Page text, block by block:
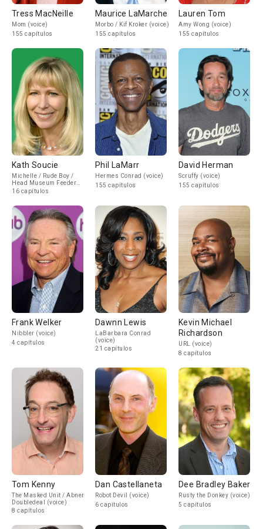
Tress MacNeille
Mom (voice)
155 capítulos
Maurice LaMarche
Morbo / Kif Kroker (voice)
155 capítulos
Lauren Tom
Amy Wong (voice)
155 capítulos
Kath Soucie
Michelle / Rude Boy /
Head Museum Feeder
(voice)
16 capítulos
Phil LaMarr
Hermes Conrad (voice)
155 capítulos
David Herman
Scruffy (voice)
155 capítulos
Frank Welker
Nibbler (voice)
4 capítulos
Dawnn Lewis
LaBarbara Conrad
(voice)
21 capítulos
Kevin Michael
Richardson
URL (voice)
8 capítulos
Tom Kenny
The Masked Unit / Abner
Doubledeal (voice)
8 capítulos
Dan Castellaneta
Robot Devil (voice)
6 capítulos
Dee Bradley Baker
Rusty the Donkey (voice)
5 capítulos